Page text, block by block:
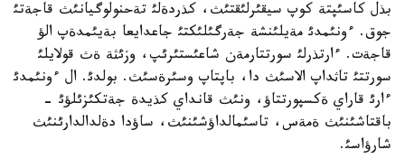
بذل كاسئپتة كوپ سيقئرلئقتئث، كذردةلئ تةحنولوگيانئث قاجةتئ
جوق. ءونئمدئ مةيلئنشة جةرگئلئكتئ جاعدايعا بةيئمدةپ الؤ
قاجةت. ءارتذرلئ سورتتارمةن شاعئستئرئپ، وزئثة ةث قولايلئ
سورتتئ تاثداپ الاسئث دا، باپتاپ وسئرةسئث. بولدئ. ال ءونئمدئ
ءارئ قاراي ةكسپورتتاؤ، ونئث قانداي كذيدة جةتكئزئلؤئ -
باقتاشئنئث ةمةس، تاسئمالداؤشئنئث، ساؤدا دةلدالدارئنئث
شارؤاسئ.